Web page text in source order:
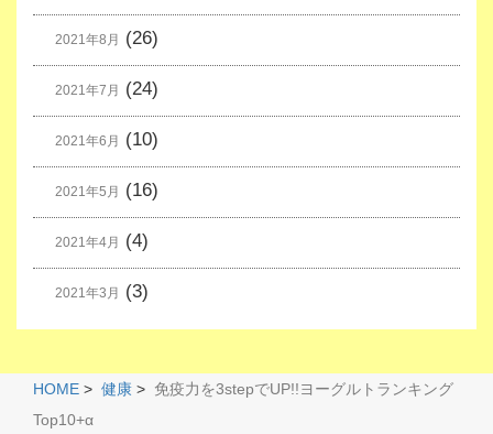
2021年8月 (26)
2021年7月 (24)
2021年6月 (10)
2021年5月 (16)
2021年4月 (4)
2021年3月 (3)
HOME > 健康 > 免疫力を3stepでUP!!ヨーグルトランキング
Top10+α